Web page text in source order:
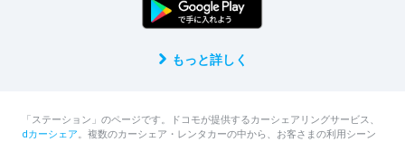
もっと詳しく
「ステーション」のページです。ドコモが提供するカーシェアリングサービス、
dカーシェア。複数のカーシェア・レンタカーの中から、お客さまの利用シーン